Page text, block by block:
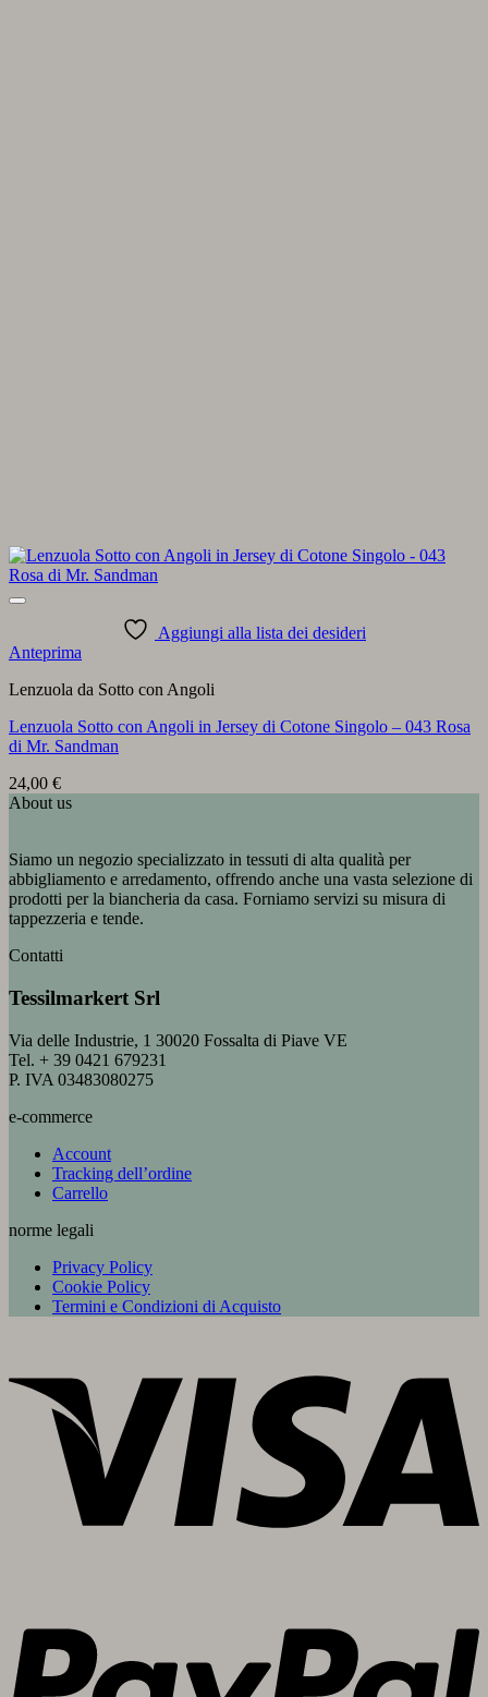
Aggiungi alla lista dei desideri
Anteprima
Lenzuola da Sotto con Angoli
Lenzuola Sotto con Angoli in Jersey di Cotone Singolo – 043 Rosa
di Mr. Sandman
24,00 €
About us
Siamo un negozio specializzato in tessuti di alta qualità per
abbigliamento e arredamento, offrendo anche una vasta selezione di
prodotti per la biancheria da casa. Forniamo servizi su misura di
tappezzeria e tende.
Contatti
Tessilmarkert Srl
Via delle Industrie, 1 30020 Fossalta di Piave VE
Tel. + 39 0421 679231
P. IVA 03483080275
e-commerce
Account
Tracking dell’ordine
Carrello
norme legali
Privacy Policy
Cookie Policy
Termini e Condizioni di Acquisto